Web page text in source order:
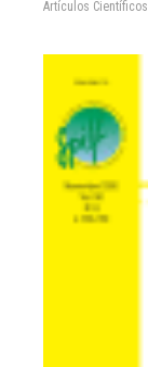
Artículos Científicos